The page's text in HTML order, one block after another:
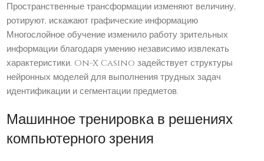
Пространственные трансформации изменяют величину,
ротируют, искажают графические информацию
Многослойное обучение изменило работу зрительных
информации благодаря умению независимо извлекать
характеристики. On-X Casino задействует структуры
нейронных моделей для выполнения трудных задач
идентификации и сегментации предметов.
Машинное тренировка в решениях
компьютерного зрения